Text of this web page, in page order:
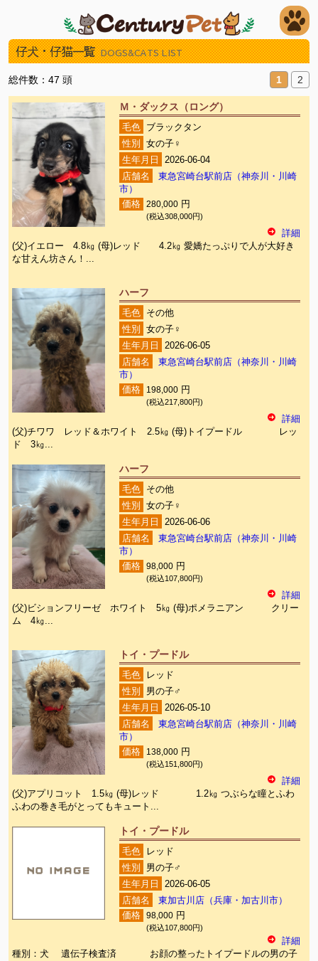
仔犬・仔猫一覧 DOGS&CATS LIST
総件数：47 頭 1 2
Ｍ・ダックス（ロング）
毛色
ブラックタン
性別
女の子♀
生年月日
2026-06-04
店舗名
東急宮崎台駅前店（神奈川・川崎
市）
価格 280,000 円
(税込308,000円)
詳細
(父)イエロー 4.8㎏ (母)レッド 4.2㎏ 愛嬌たっぷりで人が大好き
な甘えん坊さん！...
ハーフ
毛色
その他
性別
女の子♀
生年月日
2026-06-05
店舗名
東急宮崎台駅前店（神奈川・川崎
市）
価格
198,000 円
(税込217,800円)
詳細
(父)チワワ レッド＆ホワイト 2.5㎏ (母)トイプードル レッ
ド 3㎏...
ハーフ
毛色
その他
性別
女の子♀
生年月日
2026-06-06
店舗名
東急宮崎台駅前店（神奈川・川崎
市）
価格 98,000 円
(税込107,800円)
詳細
(父)ビションフリーゼ ホワイト 5㎏ (母)ポメラニアン クリー
ム 4㎏...
トイ・プードル
毛色
レッド
性別
男の子♂
生年月日
2026-05-10
店舗名
東急宮崎台駅前店（神奈川・川崎
市）
価格
138,000 円
(税込151,800円)
詳細
(父)アプリコット 1.5㎏ (母)レッド 1.2㎏ つぶらな瞳とふわ
ふわの巻き毛がとってもキュート...
トイ・プードル
毛色
レッド
性別
男の子♂
生年月日
2026-06-05
店舗名
東加古川店（兵庫・加古川市）
価格 98,000 円
(税込107,800円)
詳細
種別：犬 遺伝子検査済 お顔の整ったトイプードルの男の子